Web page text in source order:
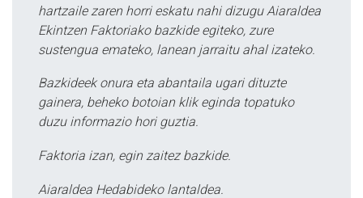
hartzaile zaren horri eskatu nahi dizugu Aiaraldea
Ekintzen Faktoriako bazkide egiteko, zure
sustengua emateko, lanean jarraitu ahal izateko.
Bazkideek onura eta abantaila ugari dituzte
gainera, beheko botoian klik eginda topatuko
duzu informazio hori guztia.
Faktoria izan, egin zaitez bazkide.
Aiaraldea Hedabideko lantaldea.